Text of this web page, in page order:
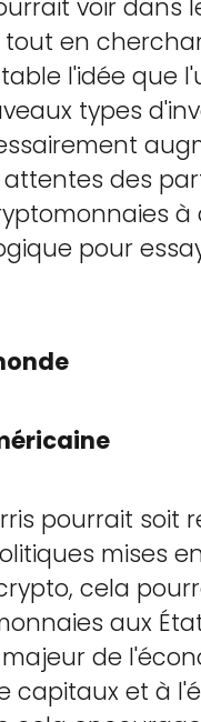
voir dans
en
l'idée que
types
des
à
pour
pourrait soit
mises
cela
aux
de
capitaux et à